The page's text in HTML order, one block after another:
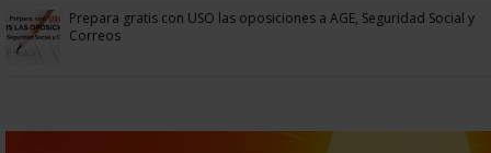
Prepara gratis con USO las oposiciones a AGE, Seguridad Social y
Correos